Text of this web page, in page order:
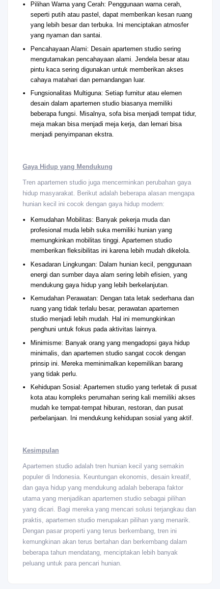
Pilihan Warna yang Cerah: Penggunaan warna cerah,
seperti putih atau pastel, dapat memberikan kesan ruang
yang lebih besar dan terbuka. Ini menciptakan atmosfer
yang nyaman dan santai.
Pencahayaan Alami: Desain apartemen studio sering
mengutamakan pencahayaan alami. Jendela besar atau
pintu kaca sering digunakan untuk memberikan akses
cahaya matahari dan pemandangan luar.
Fungsionalitas Multiguna: Setiap furnitur atau elemen
desain dalam apartemen studio biasanya memiliki
beberapa fungsi. Misalnya, sofa bisa menjadi tempat tidur,
meja makan bisa menjadi meja kerja, dan lemari bisa
menjadi penyimpanan ekstra.
Gaya Hidup yang Mendukung
Tren apartemen studio juga mencerminkan perubahan gaya
hidup masyarakat. Berikut adalah beberapa alasan mengapa
hunian kecil ini cocok dengan gaya hidup modern:
Kemudahan Mobilitas: Banyak pekerja muda dan
profesional muda lebih suka memiliki hunian yang
memungkinkan mobilitas tinggi. Apartemen studio
memberikan fleksibilitas ini karena lebih mudah dikelola.
Kesadaran Lingkungan: Dalam hunian kecil, penggunaan
energi dan sumber daya alam sering lebih efisien, yang
mendukung gaya hidup yang lebih berkelanjutan.
Kemudahan Perawatan: Dengan tata letak sederhana dan
ruang yang tidak terlalu besar, perawatan apartemen
studio menjadi lebih mudah. Hal ini memungkinkan
penghuni untuk fokus pada aktivitas lainnya.
Minimisme: Banyak orang yang mengadopsi gaya hidup
minimalis, dan apartemen studio sangat cocok dengan
prinsip ini. Mereka meminimalkan kepemilikan barang
yang tidak perlu.
Kehidupan Sosial: Apartemen studio yang terletak di pusat
kota atau kompleks perumahan sering kali memiliki akses
mudah ke tempat-tempat hiburan, restoran, dan pusat
perbelanjaan. Ini mendukung kehidupan sosial yang aktif.
Kesimpulan
Apartemen studio adalah tren hunian kecil yang semakin
populer di Indonesia. Keuntungan ekonomis, desain kreatif,
dan gaya hidup yang mendukung adalah beberapa faktor
utama yang menjadikan apartemen studio sebagai pilihan
yang dicari. Bagi mereka yang mencari solusi terjangkau dan
praktis, apartemen studio merupakan pilihan yang menarik.
Dengan pasar properti yang terus berkembang, tren ini
kemungkinan akan terus bertahan dan berkembang dalam
beberapa tahun mendatang, menciptakan lebih banyak
peluang untuk para pencari hunian.